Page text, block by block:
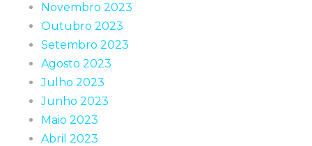
Novembro 2023
Outubro 2023
Setembro 2023
Agosto 2023
Julho 2023
Junho 2023
Maio 2023
Abril 2023